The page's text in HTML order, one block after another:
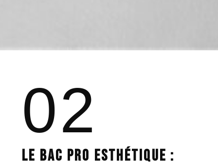
02
LE BAC PRO ESTHÉTIQUE :